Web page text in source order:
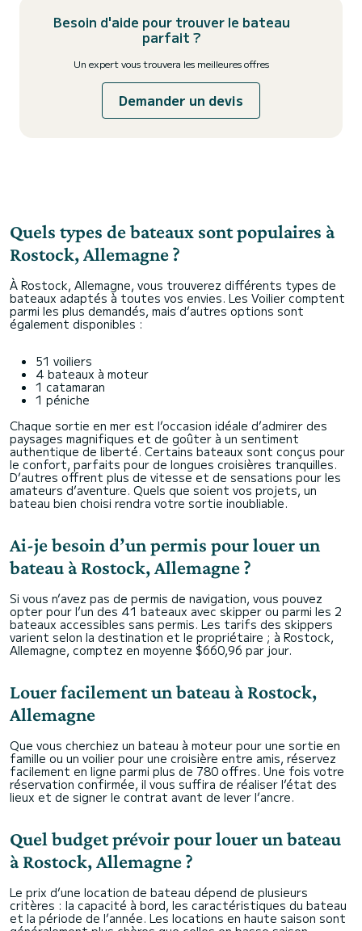
Besoin d'aide pour trouver le bateau
parfait ?
Un expert vous trouvera les meilleures offres
Demander un devis
Quels types de bateaux sont populaires à
Rostock, Allemagne ?
À Rostock, Allemagne, vous trouverez différents types de
bateaux adaptés à toutes vos envies. Les Voilier comptent
parmi les plus demandés, mais d’autres options sont
également disponibles :
51 voiliers
4 bateaux à moteur
1 catamaran
1 péniche
Chaque sortie en mer est l’occasion idéale d’admirer des
paysages magnifiques et de goûter à un sentiment
authentique de liberté. Certains bateaux sont conçus pour
le confort, parfaits pour de longues croisières tranquilles.
D’autres offrent plus de vitesse et de sensations pour les
amateurs d’aventure. Quels que soient vos projets, un
bateau bien choisi rendra votre sortie inoubliable.
Ai-je besoin d’un permis pour louer un
bateau à Rostock, Allemagne ?
Si vous n’avez pas de permis de navigation, vous pouvez
opter pour l’un des 41 bateaux avec skipper ou parmi les 2
bateaux accessibles sans permis. Les tarifs des skippers
varient selon la destination et le propriétaire ; à Rostock,
Allemagne, comptez en moyenne $660,96 par jour.
Louer facilement un bateau à Rostock,
Allemagne
Que vous cherchiez un bateau à moteur pour une sortie en
famille ou un voilier pour une croisière entre amis, réservez
facilement en ligne parmi plus de 780 offres. Une fois votre
réservation confirmée, il vous suffira de réaliser l’état des
lieux et de signer le contrat avant de lever l’ancre.
Quel budget prévoir pour louer un bateau
à Rostock, Allemagne ?
Le prix d’une location de bateau dépend de plusieurs
critères : la capacité à bord, les caractéristiques du bateau
et la période de l’année. Les locations en haute saison sont